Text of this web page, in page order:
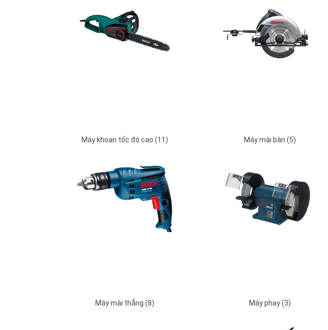
Máy khoan tốc độ cao (11) Máy mài bàn (5)
Máy mài thẳng (8) Máy phay (3)